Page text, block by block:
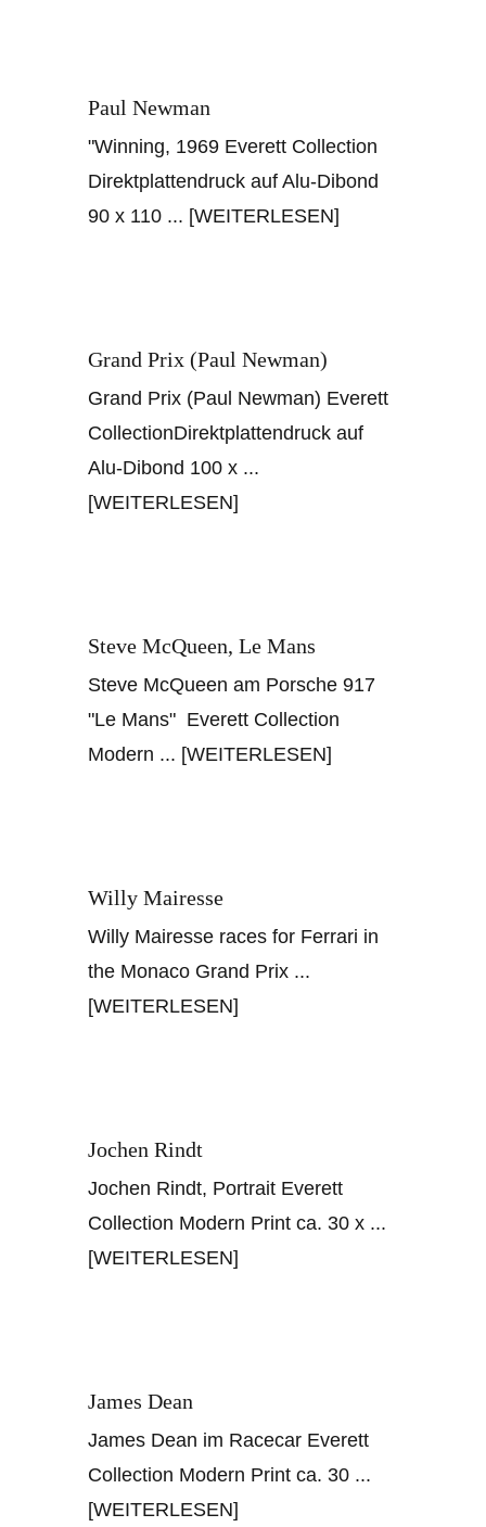
Paul Newman
"Winning, 1969 Everett Collection
Direktplattendruck auf Alu-Dibond
90 x 110 ... [WEITERLESEN]
Grand Prix (Paul Newman)
Grand Prix (Paul Newman) Everett
CollectionDirektplattendruck auf
Alu-Dibond 100 x ...
[WEITERLESEN]
Steve McQueen, Le Mans
Steve McQueen am Porsche 917
"Le Mans" Everett Collection
Modern ... [WEITERLESEN]
Willy Mairesse
Willy Mairesse races for Ferrari in
the Monaco Grand Prix ...
[WEITERLESEN]
Jochen Rindt
Jochen Rindt, Portrait Everett
Collection Modern Print ca. 30 x ...
[WEITERLESEN]
James Dean
James Dean im Racecar Everett
Collection Modern Print ca. 30 ...
[WEITERLESEN]